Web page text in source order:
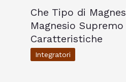
Che Tipo di
Magnesio
Caratteristiche
Integratori